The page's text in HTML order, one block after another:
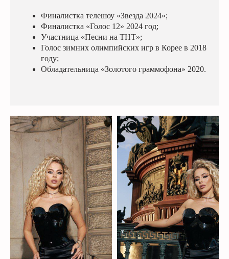
Финалистка телешоу «Звезда 2024»;
Финалистка «Голос 12» 2024 год;
Участница «Песни на ТНТ»;
Голос зимних олимпийских игр в Корее в 2018
году;
Обладательница «Золотого граммофона» 2020.